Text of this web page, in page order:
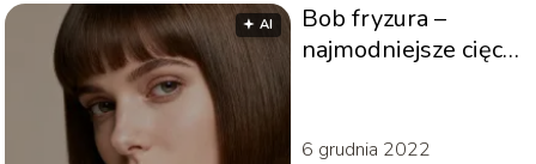
🟅 AI
Bob fryzura –
najmodniejsze cięcia
6 grudnia 2022